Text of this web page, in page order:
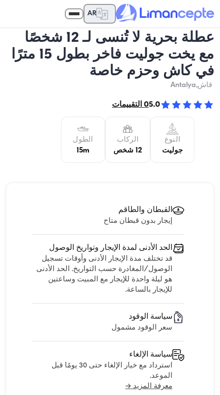
AR
عطلة بحرية لا تُنسى لـ 12 شخصًا
مع يخت جوليت فاخر بطول 15 مترًا
في كاش وحزم خاصة
قاش,Antalya
5.0
0 التقييمات
النوع
جوليت
الركاب
12 شخص
الطول
15m
القبطان والطاقم
إيجار بدون قبطان متاح
الحد الأدنى لمدة الإيجار وتواريخ الوصول
قد تختلف مدة الإيجار الأدنى وأوقات تسجيل
الوصول/المغادرة حسب التواريخ. الحد الأدنى
هو ليلة واحدة للإيجار مع المبيت وساعتين
للإيجار بالساعة.
سياسة الوقود
سعر الوقود مشمول
سياسة الإلغاء
استرداد مع خيار الإلغاء حتى 30 يومًا قبل
الموعد.
معرفة المزيد →